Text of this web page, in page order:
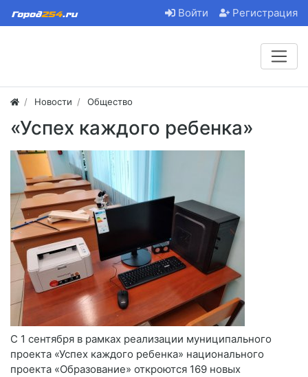
Войти Регистрация
Новости Общество
«Успех каждого ребенка»
С 1 сентября в рамках реализации муниципального
проекта «Успех каждого ребенка» национального
проекта «Образование» откроются 169 новых